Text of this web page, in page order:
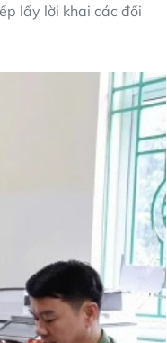
lấy lời khai các đối